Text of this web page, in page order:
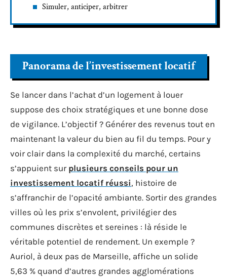
Simuler, anticiper, arbitrer
Panorama de l’investissement locatif
Se lancer dans l’achat d’un logement à louer
suppose des choix stratégiques et une bonne dose
de vigilance. L’objectif ? Générer des revenus tout en
maintenant la valeur du bien au fil du temps. Pour y
voir clair dans la complexité du marché, certains
s’appuient sur plusieurs conseils pour un
investissement locatif réussi, histoire de
s’affranchir de l’opacité ambiante. Sortir des grandes
villes où les prix s’envolent, privilégier des
communes discrètes et sereines : là réside le
véritable potentiel de rendement. Un exemple ?
Auriol, à deux pas de Marseille, affiche un solide
5,63 % quand d’autres grandes agglomérations